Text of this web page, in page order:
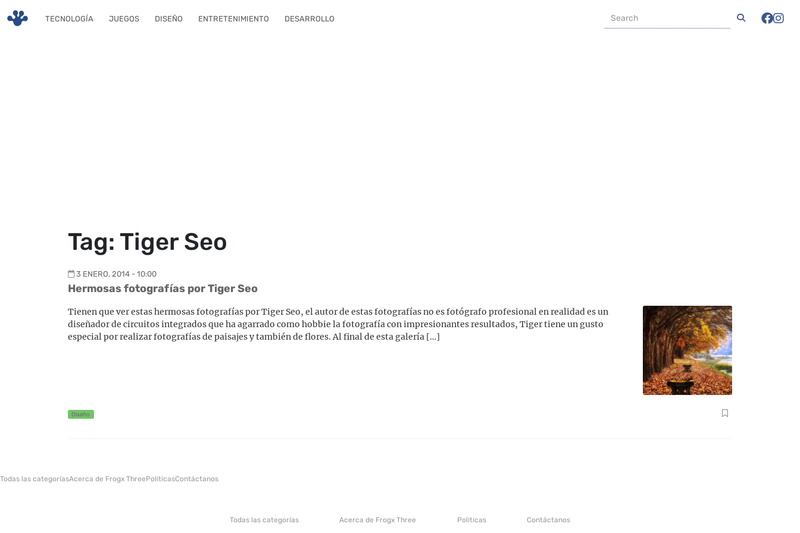
TECNOLOGÍA JUEGOS DISEÑO ENTRETENIMIENTO DESARROLLO
Tag: Tiger Seo
3 ENERO, 2014 - 10:00
Hermosas fotografías por Tiger Seo
Tienen que ver estas hermosas fotografías por Tiger Seo, el autor de estas fotografías no es fotógrafo profesional en realidad es un
diseñador de circuitos integrados que ha agarrado como hobbie la fotografía con impresionantes resultados, Tiger tiene un gusto
especial por realizar fotografías de paisajes y también de flores. Al final de esta galería […]
Diseño
Todas las categoríasAcerca de Frogx ThreePoliticasContáctanos
Todas las categorías Acerca de Frogx Three Politicas Contáctanos